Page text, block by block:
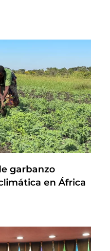
garbanzo
en África